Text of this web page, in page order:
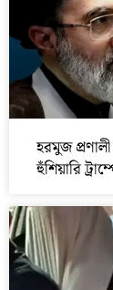
হরমুজ
হুঁশিয়ারি